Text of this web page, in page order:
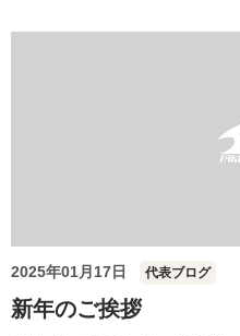
2025年01月17日 代表ブログ
新年のご挨拶